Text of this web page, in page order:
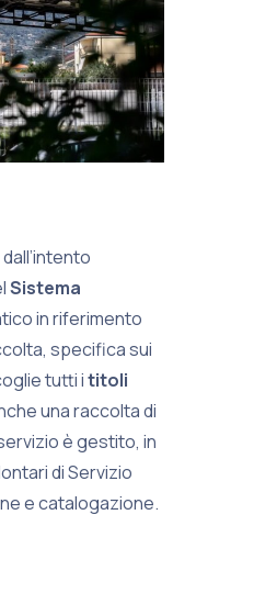
dall’intento
Sistema
in riferimento
specifica sui
tutti ititoli
una raccolta di
è gestito, in
di Servizio
e catalogazione.